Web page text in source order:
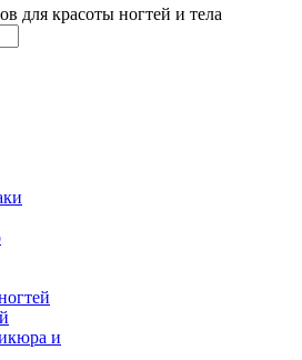
для красоты ногтей и тела
и